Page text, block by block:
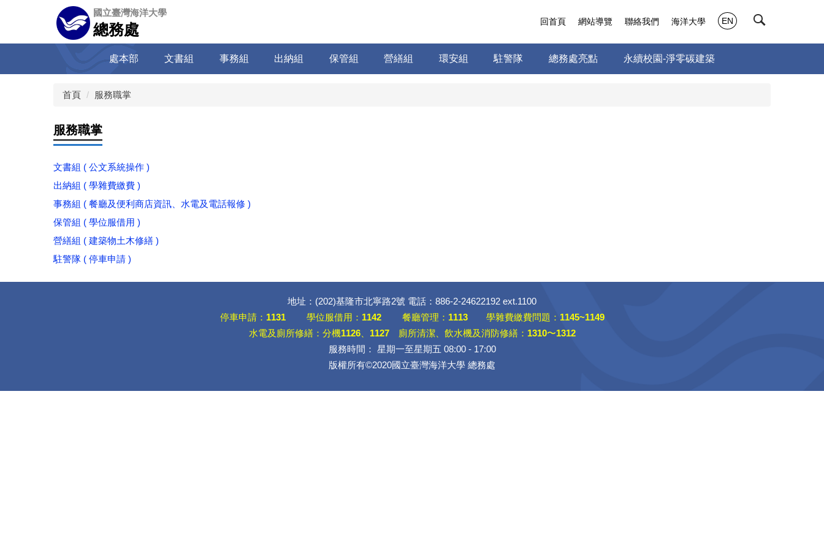
容
國立臺灣海洋大學
總務處
處本部 文書組 事務組 出納組 保管組 營繕組 環安組 駐警隊 總務處亮點 永續校園-淨零碳建築
回首頁 網站導覽 聯絡我們 海洋大學 EN
首頁 服務職掌
服務職掌
文書組 ( 公文系統操作 )
出納組 ( 學雜費繳費 )
事務組 ( 餐廳及便利商店資訊、水電及電話報修 )
保管組 ( 學位服借用 )
營繕組 ( 建築物土木修繕 )
駐警隊 ( 停車申請 )
地址：(202)基隆市北寧路2號 電話：886-2-24622192 ext.1100
停車申請： 1131學位服借用： 1142餐廳管理： 1113學雜費繳費問題： 1145~1149
水電及廁所修繕：分機1126、 1127廁所清潔、飲水機及消防修繕： 1310〜1312
服務時間： 星期一至星期五 08:00 - 17:00
版權所有©2020國立臺灣海洋大學 總務處